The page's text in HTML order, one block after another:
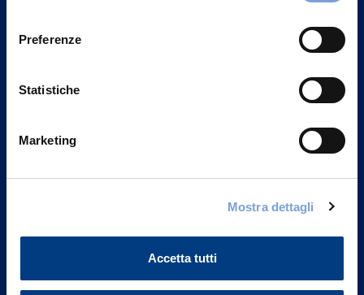
Preferenze
Statistiche
Marketing
Mostra dettagli
Accetta tutti
Vittoria Assicurazioni S.p.A.